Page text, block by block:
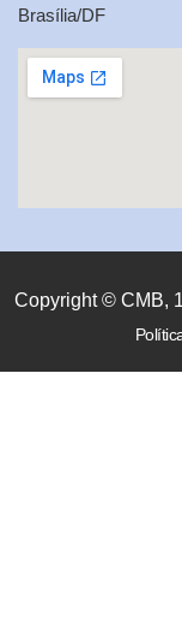
Brasília/DF
Copyright © CMB,